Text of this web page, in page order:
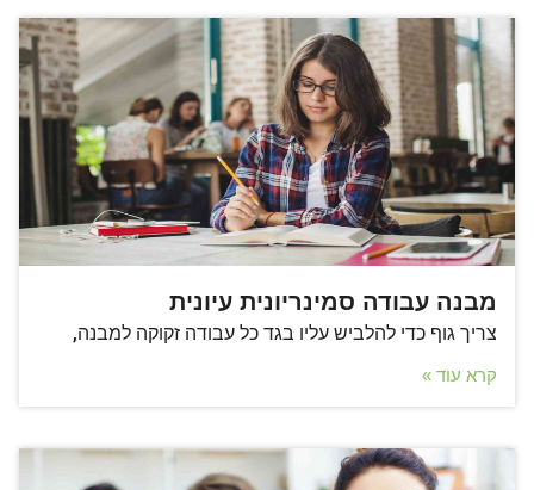
מבנה עבודה סמינריונית עיונית
צריך גוף כדי להלביש עליו בגד כל עבודה זקוקה למבנה,
קרא עוד »